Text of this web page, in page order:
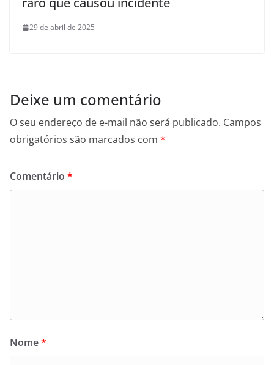
29 de abril de 2025
Deixe um comentário
O seu endereço de e-mail não será publicado. Campos
obrigatórios são marcados com *
Comentário *
Nome*